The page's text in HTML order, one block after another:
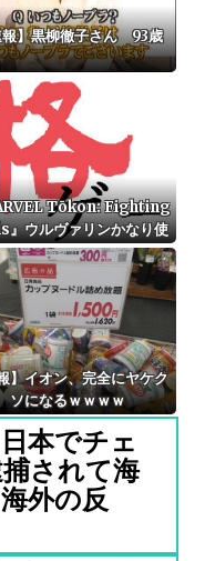
報】黒柳徹子さん 93歳
Tōkon: Fighting
』ウルヴァリンかなり使
いやすい気がする
】イオン、完全にヤケク
ソになるｗｗｗｗ
本でチェ
されて海
外の反